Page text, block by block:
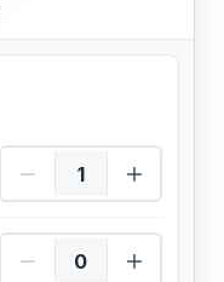
Dorośli Ilość
Dzieci Ilość